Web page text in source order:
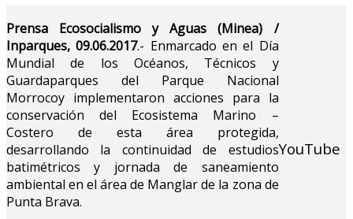
Prensa Ecosocialismo y Aguas (Minea) /
Inparques, 09.06.2017.- Enmarcado en el Día
Mundial de los Océanos, Técnicos y
Guardaparques del Parque Nacional
Morrocoy implementaron acciones para la
conservación del Ecosistema Marino –
Costero de esta área protegida,
desarrollando la continuidad de estudios
batimétricos y jornada de saneamiento
ambiental en el área de Manglar de la zona de
Punta Brava.
YouTube